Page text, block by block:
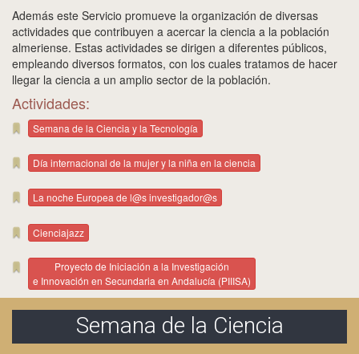
Además este Servicio promueve la organización de diversas
actividades que contribuyen a acercar la ciencia a la población
almeriense. Estas actividades se dirigen a diferentes públicos,
empleando diversos formatos, con los cuales tratamos de hacer
llegar la ciencia a un amplio sector de la población.
Actividades:
Semana de la Ciencia y la Tecnología
Día internacional de la mujer y la niña en la ciencia
La noche Europea de l@s investigador@s
Cienciajazz
Proyecto de Iniciación a la Investigación
e Innovación en Secundaria en Andalucía (PIIISA)
Semana de la Ciencia